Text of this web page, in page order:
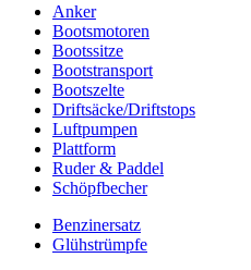
Anker
Bootsmotoren
Bootssitze
Bootstransport
Bootszelte
Driftsäcke/Driftstops
Luftpumpen
Plattform
Ruder & Paddel
Schöpfbecher
Benzinersatz
Glühstrümpfe